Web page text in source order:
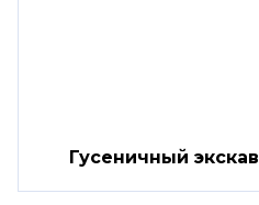
Гусеничный